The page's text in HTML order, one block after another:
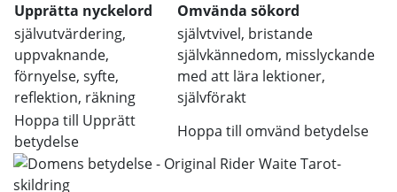
Upprätta nyckelord
Omvända sökord
självutvärdering,
uppvaknande,
förnyelse, syfte,
reflektion, räkning
självtvivel, bristande
självkännedom, misslyckande
med att lära lektioner,
självförakt
Hoppa till Upprätt
betydelse
Hoppa till omvänd betydelse